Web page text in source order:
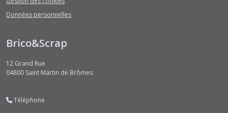
Données personnelles
Brico&Scrap
12 Grand Rue
04800 Saint Martin de Brômes
Téléphone